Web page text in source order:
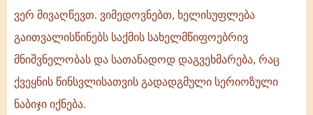
ვერ მივაღწევთ. ვიმედოვნებთ, ხელისუფლება
გაითვალისწინებს საქმის სახელმწიფოებრივ
მნიშვნელობას და სათანადოდ დაგვეხმარება, რაც
ქვეყნის წინსვლისათვის გადადგმული სერიოზული
ნაბიჯი იქნება.